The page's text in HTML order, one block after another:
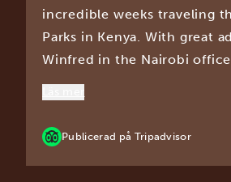
incredible weeks traveling
Parks in Kenya. With great advice from
Winfred in the Nairobi
to plan an itinerary that
everything on my Wish List
..night safari, hot air balloon
to a Masari Village, including
Publicerad på Tripadvisor